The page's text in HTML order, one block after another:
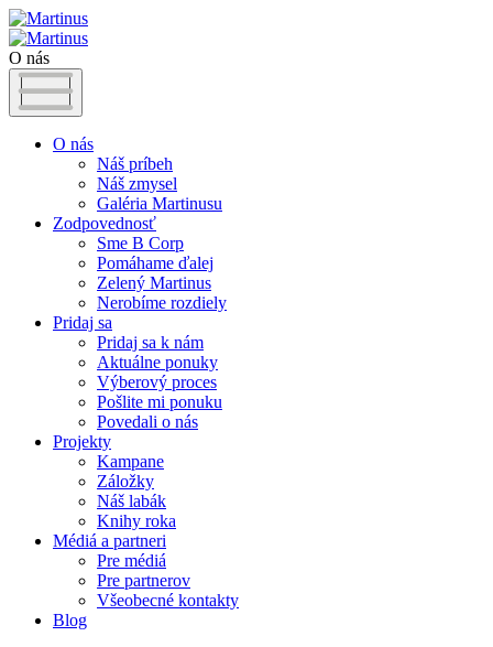
O nás
O nás
Náš príbeh
Náš zmysel
Galéria Martinusu
Zodpovednosť
Sme B Corp
Pomáhame ďalej
Zelený Martinus
Nerobíme rozdiely
Pridaj sa
Pridaj sa k nám
Aktuálne ponuky
Výberový proces
Pošlite mi ponuku
Povedali o nás
Projekty
Kampane
Záložky
Náš labák
Knihy roka
Médiá a partneri
Pre médiá
Pre partnerov
Všeobecné kontakty
Blog